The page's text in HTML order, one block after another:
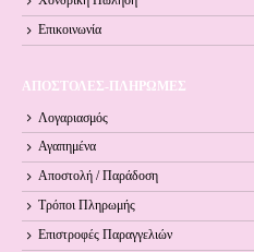
Επικοινωνία
ΑΠΟΣΤΟΛΕΣ-ΠΛΗΡΩΜΕΣ
Λογαριασμός
Αγαπημένα
Αποστολή / Παράδοση
Τρόποι Πληρωμής
Επιστροφές Παραγγελιών